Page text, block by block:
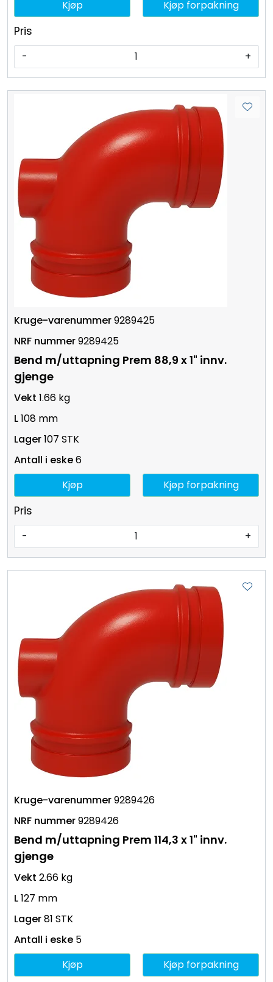
Pris
- +
Kjøp Kjøp forpakning
9289425
9289425
Bend m/uttapning Prem 88,9 x 1" innv.
gjenge
1.66 kg
108 mm
107 STK
6
Pris
- +
Kjøp Kjøp forpakning
9289426
9289426
Bend m/uttapning Prem 114,3 x 1" innv.
gjenge
2.66 kg
127 mm
81 STK
5
Kjøp Kjøp forpakning